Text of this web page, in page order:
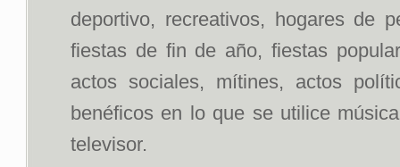
deportivo, recreativos, hogares de
fiestas de fin de año, fiestas
actos sociales, mítines, actos
benéficos en lo que se utilice
televisor.